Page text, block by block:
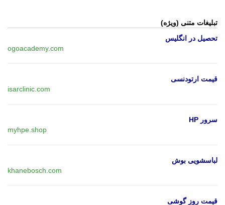
تبلیغات متنی (ویژه)
تحصیل در انگلیس
ogoacademy.com
قیمت ارتودنسی
isarclinic.com
سرور HP
myhpe.shop
لباسشویی بوش
khanebosch.com
قیمت روز گوشی